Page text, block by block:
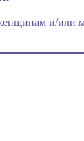
и/или